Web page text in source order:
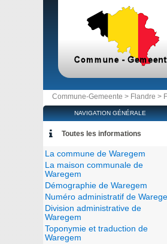
Commune-Gemeente > Flandre >
NAVIGATION GÉNÉRALE
Toutes les informations
La commune de Waregem
La maison communale de
Waregem
Démographie de Waregem
Numéro administratif de
Division administrative de
Waregem
Toponymie et traduction de
Waregem